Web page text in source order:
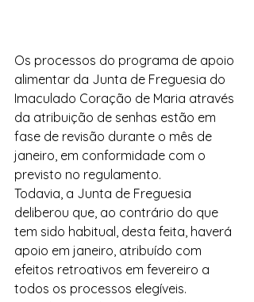
Os processos do programa de apoio
alimentar da Junta de Freguesia do
Imaculado Coração de Maria através
da atribuição de senhas estão em
fase de revisão durante o mês de
janeiro, em conformidade com o
previsto no regulamento.
Todavia, a Junta de Freguesia
deliberou que, ao contrário do que
tem sido habitual, desta feita, haverá
apoio em janeiro, atribuído com
efeitos retroativos em fevereiro a
todos os processos elegíveis.